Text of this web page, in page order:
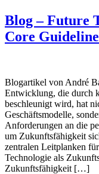
Blog – Future
Core
Blogartikel von André
Entwicklung, die durch
beschleunigt wird, hat
Geschäftsmodelle,
Anforderungen an die
um Zukunftsfähigkeit
zentralen Leitplanken
Technologie als
Zukunftsfähigkeit […]